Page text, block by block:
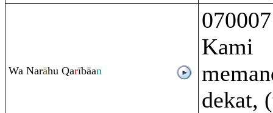
Wa Narāhu Qarībāan
Kami
dekat,